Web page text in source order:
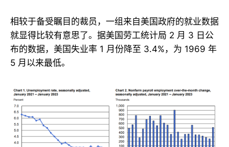
相较于备受瞩目的裁员，一组来自美国政府的就业数据
就显得比较有意思了。据美国劳工统计局 2 月 3 日公
布的数据，美国失业率 1 月份降至 3.4%，为 1969 年
5 月以来最低。